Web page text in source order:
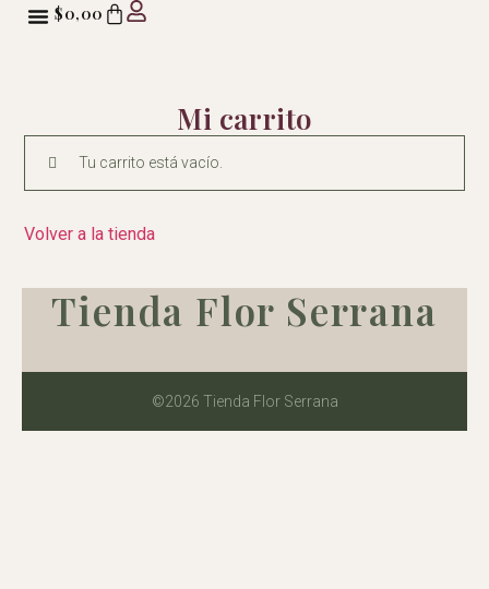
$0,00
Mi carrito
Tu carrito está vacío.
Volver a la tienda
Tienda Flor Serrana
©2026 Tienda Flor Serrana